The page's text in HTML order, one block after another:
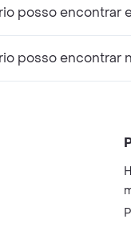
posso encontrar
posso encontrar